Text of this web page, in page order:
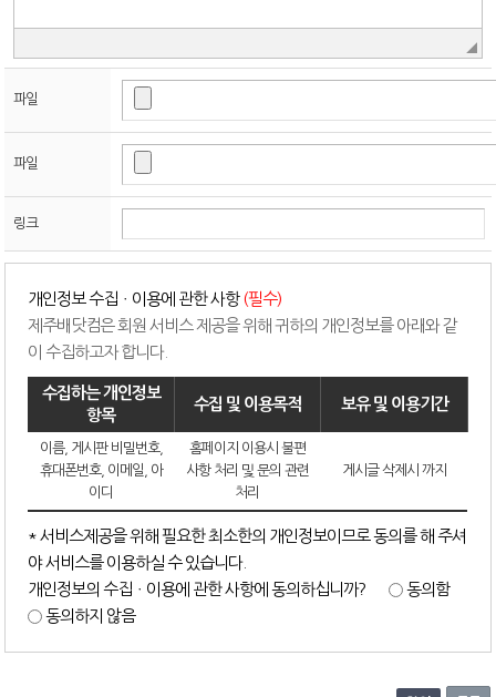
파일
파일
링크
개인정보 수집ㆍ이용에 관한 사항 (필수)
제주배닷컴은 회원 서비스 제공을 위해 귀하의 개인정보를 아래와 같
이 수집하고자 합니다.
수집하는 개인정보
항목
수집 및 이용목적 보유 및 이용기간
이름, 게시판 비밀번호,
휴대폰번호, 이메일, 아
이디
홈페이지 이용시 불편
사항 처리 및 문의 관련
처리
게시글 삭제시 까지
* 서비스제공을 위해 필요한 최소한의 개인정보이므로 동의를 해 주셔
야 서비스를 이용하실 수 있습니다.
개인정보의 수집ㆍ이용에 관한 사항에 동의하십니까?
동의함
동의하지 않음